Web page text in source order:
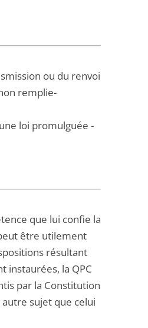
ou du renvoi
remplie-
loi promulguée -
que lui confie la
être utilement
résultant
instaurées, la QPC
par la Constitution
sujet que celui